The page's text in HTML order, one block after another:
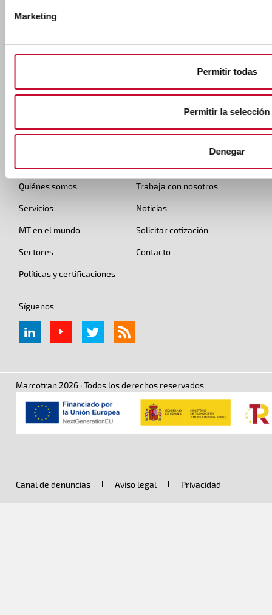
Marketing
Permitir todas
Permitir la selección
Denegar
Ctra. Nac. 232 km. 271,100 50690 Pedrola,
(+34) 976 619 001
Pie de página
Quiénes somos Trabaja con nosotros
Servicios Noticias
MT en el mundo Solicitar cotización
Sectores Contacto
Políticas y certificaciones
Síguenos
Marcotran 2026 · Todos los derechos reservados
Legal menu
Canal de denuncias Aviso legal Privacidad